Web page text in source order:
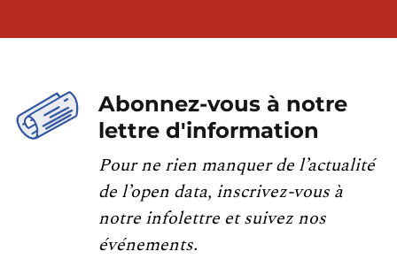
Abonnez-vous à notre
lettre d'information
Pour ne rien manquer de l’actualité
de l’open data, inscrivez-vous à
notre infolettre et suivez nos
événements.